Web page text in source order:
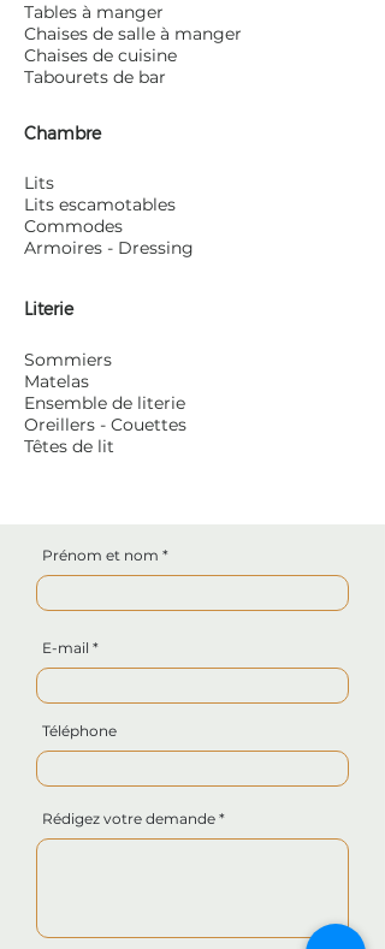
Tables à manger
Chaises de salle à manger
Chaises de cuisine
Tabourets de bar
Chambre
Lits
Lits escamotables
Commodes
Armoires - Dressing
Literie
Sommiers
Matelas
Ensemble de literie
Oreillers - Couettes
Têtes de lit
Prénom et nom
E-mail
Téléphone
Rédigez votre demande